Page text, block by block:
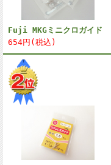
Fuji MKGミニクロガイド
654円(税込)